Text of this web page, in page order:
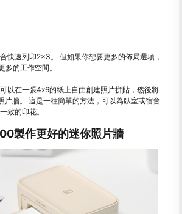
快速列印2×3。 但如果你想要更多的佈局選項，
的工作空間。
以在一張4x6的紙上自由創建照片拼貼，然後將
片牆。 這是一種簡單的方法，可以為臥室或宿舍
致的印花。
製作更好的迷你照片牆